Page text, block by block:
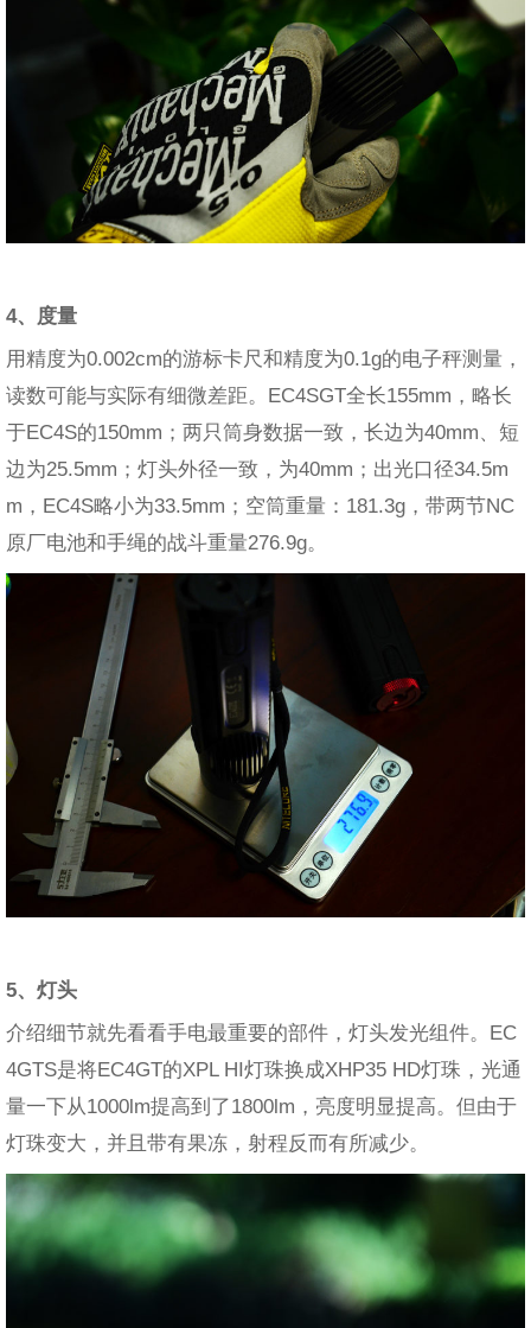
4、度量
用精度为0.002cm的游标卡尺和精度为0.1g的电子秤测量，
读数可能与实际有细微差距。EC4SGT全长155mm，略长
于EC4S的150mm；两只筒身数据一致，长边为40mm、短
边为25.5mm；灯头外径一致，为40mm；出光口径34.5m
m，EC4S略小为33.5mm；空筒重量：181.3g，带两节NC
原厂电池和手绳的战斗重量276.9g。
5、灯头
介绍细节就先看看手电最重要的部件，灯头发光组件。EC
4GTS是将EC4GT的XPL HI灯珠换成XHP35 HD灯珠，光通
量一下从1000lm提高到了1800lm，亮度明显提高。但由于
灯珠变大，并且带有果冻，射程反而有所减少。